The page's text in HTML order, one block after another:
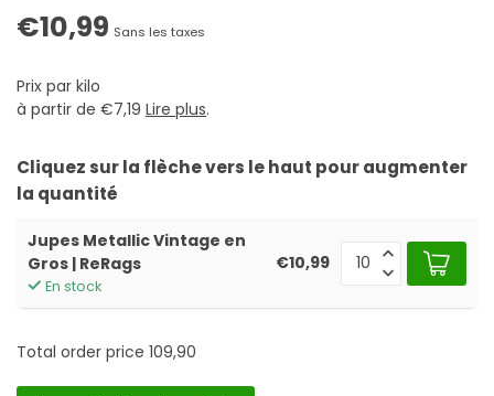
€10,99 Sans les taxes
Prix par kilo
à partir de €7,19 Lire plus.
Cliquez sur la flèche vers le haut pour augmenter
la quantité
Jupes Metallic Vintage en
Gros | ReRags
En stock
€10,99
Total order price 109,90